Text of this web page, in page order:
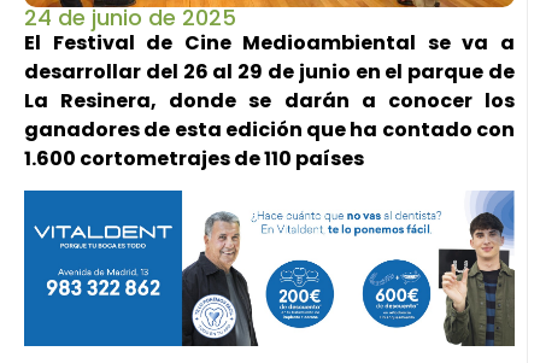
24 de junio de 2025
El Festival de Cine Medioambiental se va a
desarrollar del 26 al 29 de junio en el parque de
La Resinera, donde se darán a conocer los
ganadores de esta edición que ha contado con
1.600 cortometrajes de 110 países